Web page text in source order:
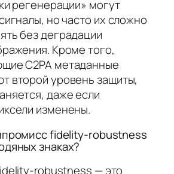
регенерации» могут
но часто их сложно
без деградации
Кроме того,
C2PA метаданные
второй уровень защиты,
даже если
изменены.
fidelity-robustness
знаках?
robustness — это